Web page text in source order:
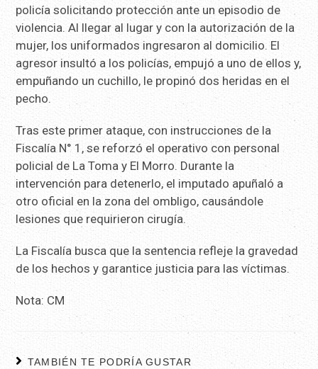
policía solicitando protección ante un episodio de
violencia. Al llegar al lugar y con la autorización de la
mujer, los uniformados ingresaron al domicilio. El
agresor insultó a los policías, empujó a uno de ellos y,
empuñando un cuchillo, le propinó dos heridas en el
pecho.
Tras este primer ataque, con instrucciones de la
Fiscalía N° 1, se reforzó el operativo con personal
policial de La Toma y El Morro. Durante la
intervención para detenerlo, el imputado apuñaló a
otro oficial en la zona del ombligo, causándole
lesiones que requirieron cirugía.
La Fiscalía busca que la sentencia refleje la gravedad
de los hechos y garantice justicia para las víctimas.
Nota: CM
TAMBIÉN TE PODRÍA GUSTAR